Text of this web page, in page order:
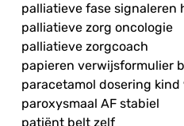
palliatieve fase signaleren
palliatieve zorg oncologie
palliatieve zorgcoach
papieren verwijsformulier
paracetamol dosering
paroxysmaal AF stabiel
patiënt belt zelf